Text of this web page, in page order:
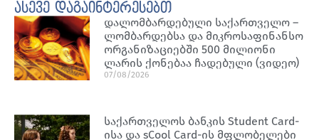
ასევე დაგაინტერესებთ
დალომბარდებული საქართველო –
ლომბარდებსა და მიკროსაფინანსო
ორგანიზაციებში 500 მილიონი
ლარის ქონებაა ჩადებული (ვიდეო)
07/08/2026
საქართველოს ბანკის Student Card-
ისა და sCool Card-ის მფლობელები